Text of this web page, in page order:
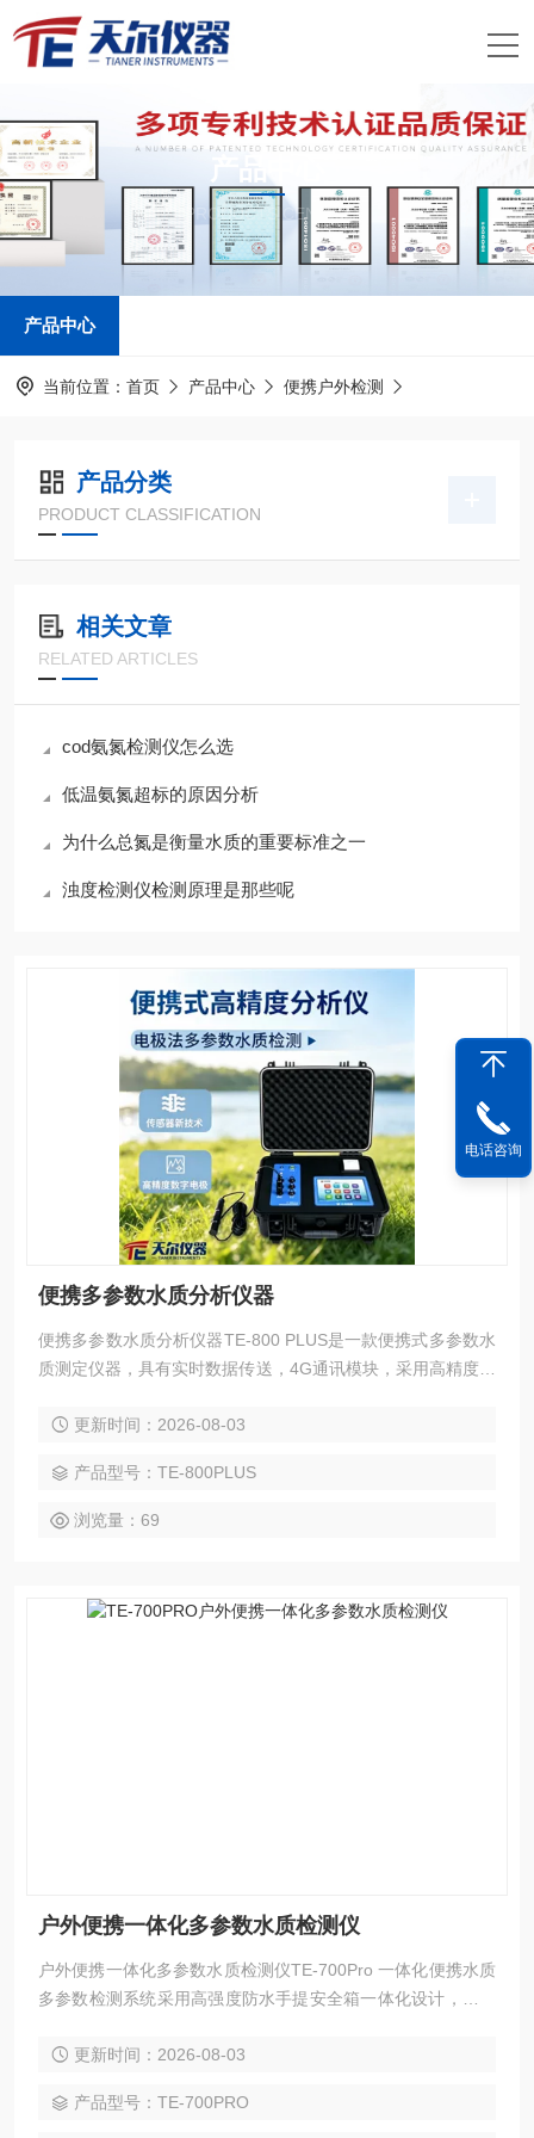
产品中心
PRODUCTS CENTER
产品中心
当前位置： 首页 产品中心 便携户外检测
产品分类
PRODUCT CLASSIFICATION
相关文章
RELATED ARTICLES
cod氨氮检测仪怎么选
低温氨氮超标的原因分析
为什么总氮是衡量水质的重要标准之一
浊度检测仪检测原理是那些呢
便携多参数水质分析仪器
便携多参数水质分析仪器TE-800 PLUS是一款便携式多参数水
质测定仪器，具有实时数据传送，4G通讯模块，采用高精度数
氨氮，浊度，悬浮物，叶绿素，蓝绿藻，余氯，pH，溶解氧，
工作环境
更新时间：2026-08-03
产品型号：TE-800PLUS
浏览量：69
户外便携一体化多参数水质检测仪
户外便携一体化多参数水质检测仪TE-700Pro 一体化便携水质
多参数检测系统采用高强度防水手提安全箱一体化设计，安卓
块，配置高清摄像头，支持内置 4G 网络，GPS 定位，现场取
OD 、氨氮、总磷、总氮、浊度、色度、悬浮物、重金属等 50
更新时间：2026-08-03
产品型号：TE-700PRO
电话咨询